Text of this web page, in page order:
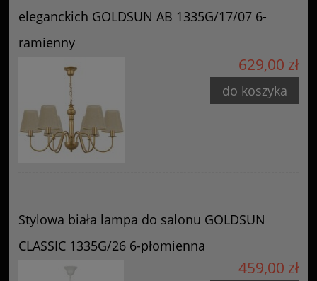
eleganckich GOLDSUN AB 1335G/17/07 6-
ramienny
629,00 zł
do koszyka
Stylowa biała lampa do salonu GOLDSUN
CLASSIC 1335G/26 6-płomienna
459,00 zł